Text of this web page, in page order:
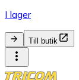
I lager
Till butik